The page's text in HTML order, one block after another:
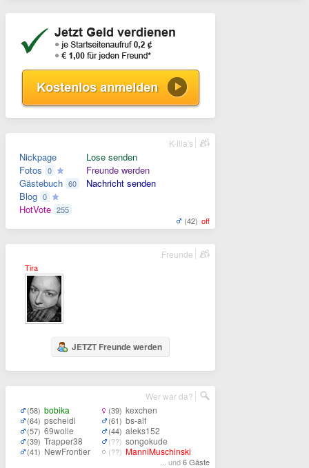
Nickpage
Fotos 0
Gästebuch 60
Blog 0
HotVote 255
Lose senden
Freunde werden
Nachricht senden
(42) off
K-illa's
Tira
JETZT Freunde werden
Freunde
(58) bobika
(64) pscheidl
(57) 69wolle
(39) Trapper38
(41) NewFrontier
(39) kexchen
(61) bs-alf
(44) aleks152
(??) songokude
(??) ManniMuschinski
... und6 Gäste
Wer war da?